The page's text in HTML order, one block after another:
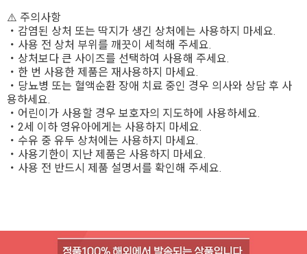
⚠️ 주의사항
・감염된 상처 또는 딱지가 생긴 상처에는 사용하지 마세요.
・사용 전 상처 부위를 깨끗이 세척해 주세요.
・상처보다 큰 사이즈를 선택하여 사용해 주세요.
・한 번 사용한 제품은 재사용하지 마세요.
・당뇨병 또는 혈액순환 장애 치료 중인 경우 의사와 상담 후 사
용하세요.
・어린이가 사용할 경우 보호자의 지도하에 사용하세요.
・2세 이하 영유아에게는 사용하지 마세요.
・수유 중 유두 상처에는 사용하지 마세요.
・사용기한이 지난 제품은 사용하지 마세요.
・사용 전 반드시 제품 설명서를 확인해 주세요.